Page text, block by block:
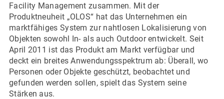
Facility Management zusammen. Mit der
Produktneuheit „OLOS“ hat das Unternehmen ein
marktfähiges System zur nahtlosen Lokalisierung von
Objekten sowohl In- als auch Outdoor entwickelt. Seit
April 2011 ist das Produkt am Markt verfügbar und
deckt ein breites Anwendungsspektrum ab: Überall, wo
Personen oder Objekte geschützt, beobachtet und
gefunden werden sollen, spielt das System seine
Stärken aus.